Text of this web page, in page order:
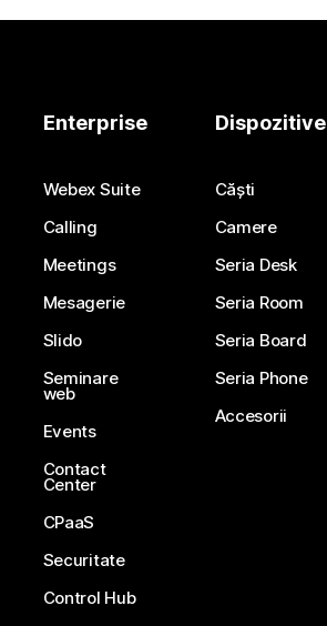
Enterprise
Webex Suite
Calling
Meetings
Mesagerie
Slido
Seminare
web
Events
Contact
Center
CPaaS
Securitate
Control Hub
Dispozitive
Căști
Camere
Seria Desk
Seria Room
Seria Board
Seria Phone
Accesorii